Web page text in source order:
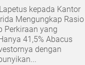
kepada Kantor
Mengungkap Rasio
Perkiraan yang
41,5% Abacus
dengan